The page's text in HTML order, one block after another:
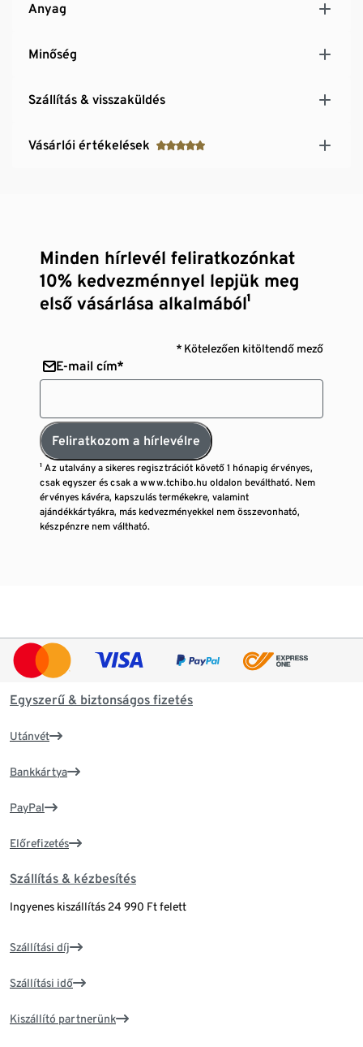
Anyag
Minőség
Szállítás & visszaküldés
Vásárlói értékelések
Minden hírlevél feliratkozónkat
10% kedvezménnyel lepjük meg
első vásárlása alkalmából¹
* Kötelezően kitöltendő mező
E-mail cím*
Feliratkozom a hírlevélre
¹ Az utalvány a sikeres regisztrációt követő 1 hónapig érvényes,
csak egyszer és csak a www.tchibo.hu oldalon beváltható. Nem
érvényes kávéra, kapszulás termékekre, valamint
ajándékkártyákra, más kedvezményekkel nem összevonható,
készpénzre nem váltható.
Egyszerű & biztonságos fizetés
Utánvét
Bankkártya
PayPal
Előrefizetés
Szállítás & kézbesítés
Ingyenes kiszállítás 24 990 Ft felett
Szállítási díj
Szállítási idő
Kiszállító partnerünk